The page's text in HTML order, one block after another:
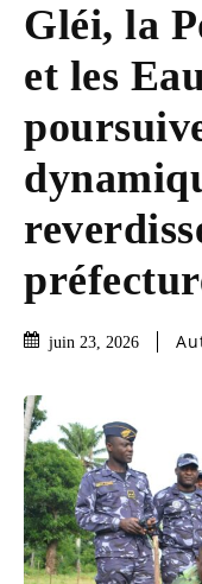
Gléi, la
et les
juin 23, 2026